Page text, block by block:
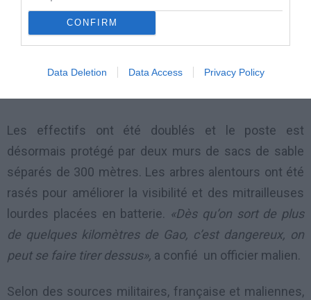
CONFIRM
Data Deletion Data Access Privacy Policy
La sécurité du poste de contrôle avait été fortement
renforcée depuis qu’un homme portant un uniforme
vendredi à proximité, blessant légèrement un militaire
Les effectifs ont été doublés et le poste est
désormais protégé par deux murs de sacs de sable
séparés de 300 mètres. Les arbres alentours ont été
rasés pour améliorer la visibilité et des mitrailleuses
lourdes placées en batterie. «Dès qu’on sort de plus
de quelques kilomètres de Gao, c’est dangereux, on
peut se faire tirer dessus», a confié un officier malien.
Selon des sources militaires, française et maliennes,